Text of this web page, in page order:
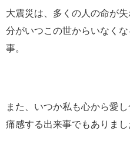
大震災は、多くの人の命が
分がいつこの世からいなく
事。
また、いつか私も心から愛
痛感する出来事でもありまし